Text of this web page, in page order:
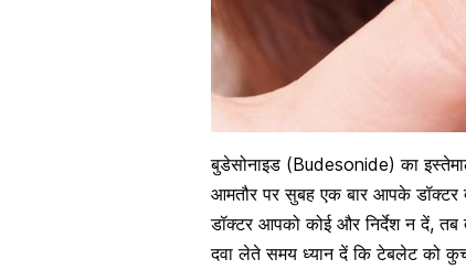
बुडेसोनाइड (Budesonide) का
आमतौर पर सुबह एक बार आपके डॉक्टर
डॉक्टर आपको कोई और निर्देश न दें,
दवा लेते समय ध्यान दें कि टेबलेट को